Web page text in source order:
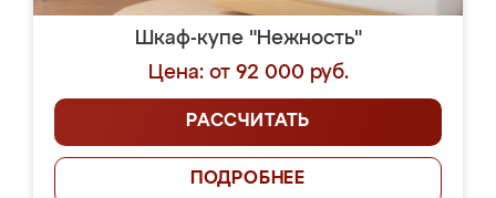
Шкаф-купе "Нежность"
Цена: от 92 000 руб.
РАССЧИТАТЬ
ПОДРОБНЕЕ